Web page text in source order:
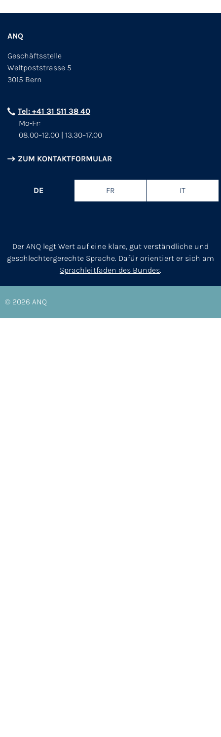
ANQ
Geschäftsstelle
Weltpoststrasse 5
3015 Bern
Tel: +41 31 511 38 40
Mo-Fr:
08.00–12.00 | 13.30–17.00
ZUM KONTAKTFORMULAR
DE FR IT
Der ANQ legt Wert auf eine klare, gut verständliche und
geschlechtergerechte Sprache. Dafür orientiert er sich am
Sprachleitfaden des Bundes.
© 2026 ANQ